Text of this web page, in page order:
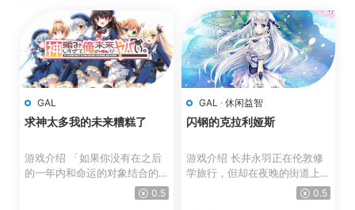
GAL
求神太多我的未来糟糕了
游戏介绍 「如果你没有在之后
的一年内和命运的对象结合的
话，就会出现很严重的后... 0.5
GAL · 休闲益智
闪钢的克拉利娅斯
游戏介绍 长井永羽正在伦敦修
学旅行，但却在夜晚的街道上迷
路了。 历尽千辛终于到...
0.5